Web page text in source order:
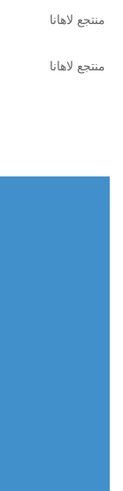
منتجع لاهانا
منتجع لاهانا